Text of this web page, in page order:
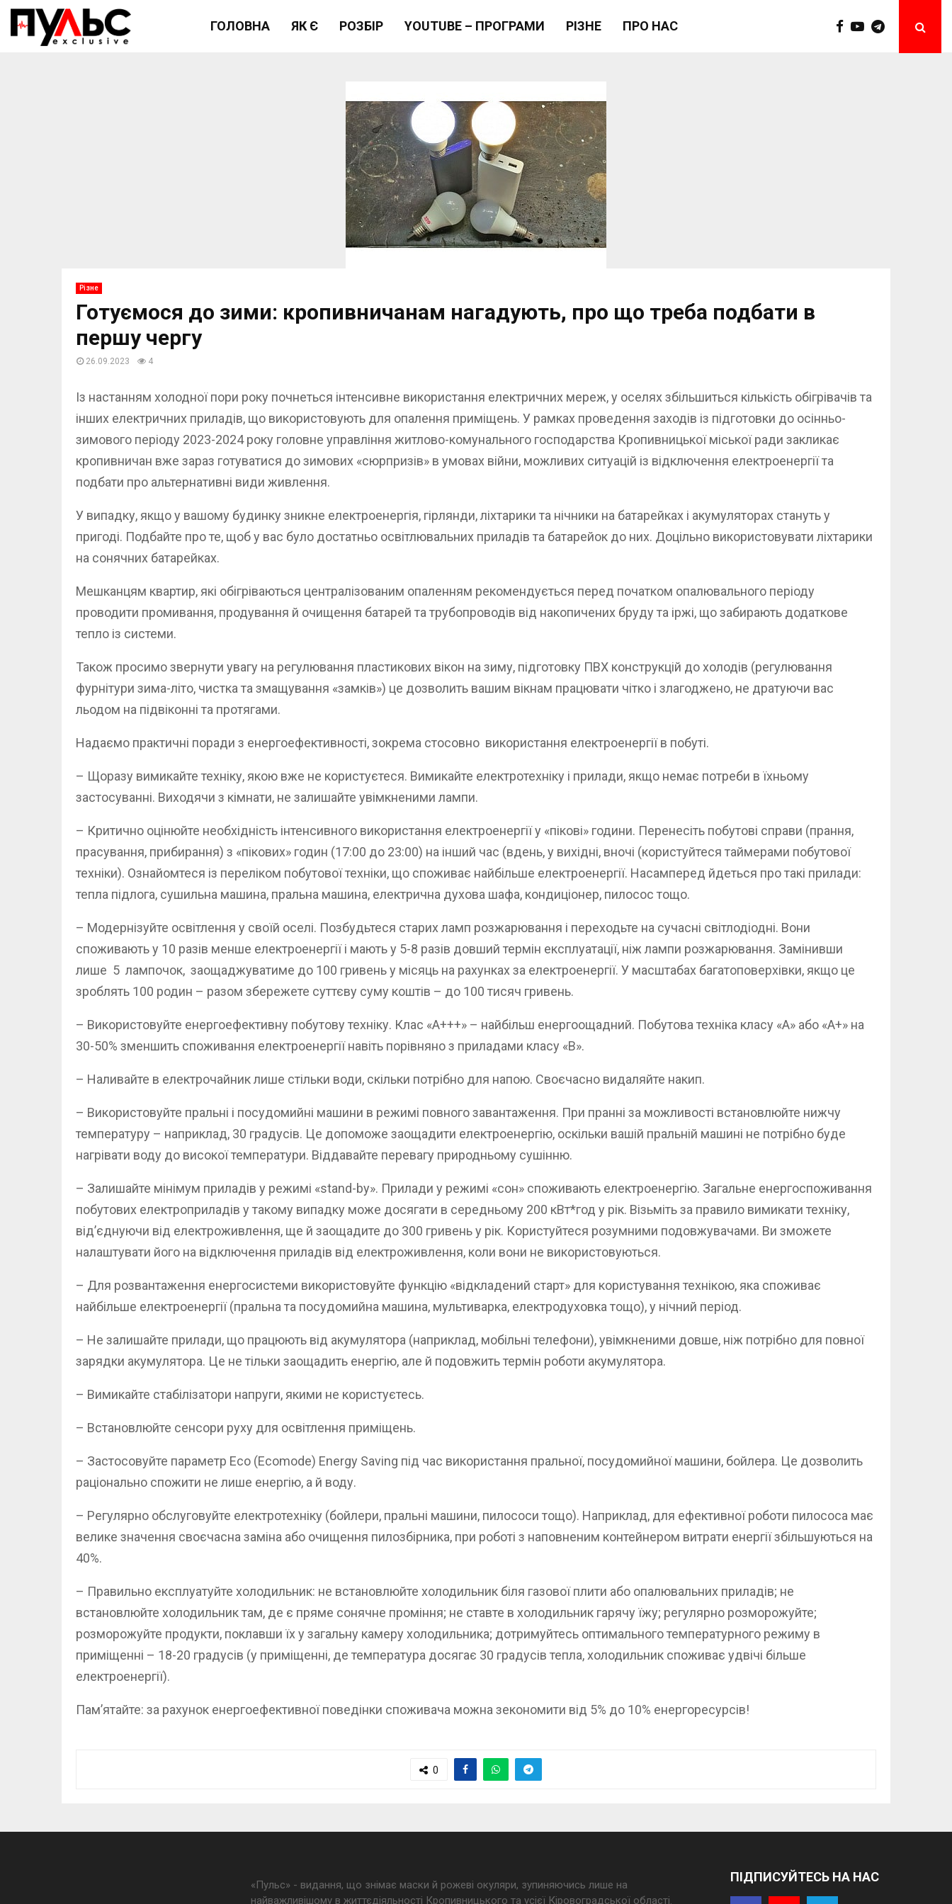
ГОЛОВНА ЯК Є РОЗБІР YOUTUBE – ПРОГРАМИ РІЗНЕ ПРО НАС
Різне
Готуємося до зими: кропивничанам нагадують, про що треба подбати в
першу чергу
26.09.2023 4
Із настанням холодної пори року почнеться інтенсивне використання електричних мереж, у оселях збільшиться кількість обігрівачів та
інших електричних приладів, що використовують для опалення приміщень. У рамках проведення заходів із підготовки до осінньо-
зимового періоду 2023-2024 року головне управління житлово-комунального господарства Кропивницької міської ради закликає
кропивничан вже зараз готуватися до зимових «сюрпризів» в умовах війни, можливих ситуацій із відключення електроенергії та
подбати про альтернативні види живлення.
У випадку, якщо у вашому будинку зникне електроенергія, гірлянди, ліхтарики та нічники на батарейках і акумуляторах стануть у
пригоді. Подбайте про те, щоб у вас було достатньо освітлювальних приладів та батарейок до них. Доцільно використовувати ліхтарики
на сонячних батарейках.
Мешканцям квартир, які обігріваються централізованим опаленням рекомендується перед початком опалювального періоду
проводити промивання, продування й очищення батарей та трубопроводів від накопичених бруду та іржі, що забирають додаткове
тепло із системи.
Також просимо звернути увагу на регулювання пластикових вікон на зиму, підготовку ПВХ конструкцій до холодів (регулювання
фурнітури зима-літо, чистка та змащування «замків») це дозволить вашим вікнам працювати чітко і злагоджено, не дратуючи вас
льодом на підвіконні та протягами.
Надаємо практичні поради з енергоефективності, зокрема стосовно використання електроенергії в побуті.
– Щоразу вимикайте техніку, якою вже не користуєтеся. Вимикайте електротехніку і прилади, якщо немає потреби в їхньому
застосуванні. Виходячи з кімнати, не залишайте увімкненими лампи.
– Критично оцінюйте необхідність інтенсивного використання електроенергії у «пікові» години. Перенесіть побутові справи (прання,
прасування, прибирання) з «пікових» годин (17:00 до 23:00) на інший час (вдень, у вихідні, вночі (користуйтеся таймерами побутової
техніки). Ознайомтеся із переліком побутової техніки, що споживає найбільше електроенергії. Насамперед йдеться про такі прилади:
тепла підлога, сушильна машина, пральна машина, електрична духова шафа, кондиціонер, пилосос тощо.
– Модернізуйте освітлення у своїй оселі. Позбудьтеся старих ламп розжарювання і переходьте на сучасні світлодіодні. Вони
споживають у 10 разів менше електроенергії і мають у 5-8 разів довший термін експлуатації, ніж лампи розжарювання. Замінивши
лише 5 лампочок, заощаджуватиме до 100 гривень у місяць на рахунках за електроенергії. У масштабах багатоповерхівки, якщо це
зроблять 100 родин – разом збережете суттєву суму коштів – до 100 тисяч гривень.
– Використовуйте енергоефективну побутову техніку. Клас «А+++» – найбільш енергоощадний. Побутова техніка класу «А» або «А+» на
30-50% зменшить споживання електроенергії навіть порівняно з приладами класу «В».
– Наливайте в електрочайник лише стільки води, скільки потрібно для напою. Своєчасно видаляйте накип.
– Використовуйте пральні і посудомийні машини в режимі повного завантаження. При пранні за можливості встановлюйте нижчу
температуру – наприклад, 30 градусів. Це допоможе заощадити електроенергію, оскільки вашій пральній машині не потрібно буде
нагрівати воду до високої температури. Віддавайте перевагу природньому сушінню.
– Залишайте мінімум приладів у режимі «stand-by». Прилади у режимі «сон» споживають електроенергію. Загальне енергоспоживання
побутових електроприладів у такому випадку може досягати в середньому 200 кВт*год у рік. Візьміть за правило вимикати техніку,
від’єднуючи від електроживлення, ще й заощадите до 300 гривень у рік. Користуйтеся розумними подовжувачами. Ви зможете
налаштувати його на відключення приладів від електроживлення, коли вони не використовуються.
– Для розвантаження енергосистеми використовуйте функцію «відкладений старт» для користування технікою, яка споживає
найбільше електроенергії (пральна та посудомийна машина, мультиварка, електродуховка тощо), у нічний період.
– Не залишайте прилади, що працюють від акумулятора (наприклад, мобільні телефони), увімкненими довше, ніж потрібно для повної
зарядки акумулятора. Це не тільки заощадить енергію, але й подовжить термін роботи акумулятора.
– Вимикайте стабілізатори напруги, якими не користуєтесь.
– Встановлюйте сенсори руху для освітлення приміщень.
– Застосовуйте параметр Eco (Ecomode) Energy Saving під час використання пральної, посудомийної машини, бойлера. Це дозволить
раціонально спожити не лише енергію, а й воду.
– Регулярно обслуговуйте електротехніку (бойлери, пральні машини, пилососи тощо). Наприклад, для ефективної роботи пилососа має
велике значення своєчасна заміна або очищення пилозбірника, при роботі з наповненим контейнером витрати енергії збільшуються на
40%.
– Правильно експлуатуйте холодильник: не встановлюйте холодильник біля газової плити або опалювальних приладів; не
встановлюйте холодильник там, де є пряме сонячне проміння; не ставте в холодильник гарячу їжу; регулярно розморожуйте;
розморожуйте продукти, поклавши їх у загальну камеру холодильника; дотримуйтесь оптимального температурного режиму в
приміщенні – 18-20 градусів (у приміщенні, де температура досягає 30 градусів тепла, холодильник споживає удвічі більше
електроенергії).
Пам’ятайте: за рахунок енергоефективної поведінки споживача можна зекономити від 5% до 10% енергоресурсів!
0
«Пульс» - видання, що знімає маски й рожеві окуляри, зупиняючись лише на
найважливішому в життєдіяльності Кропивницького та усієї Кіровоградської області.
ПІДПИСУЙТЕСЬ НА НАС